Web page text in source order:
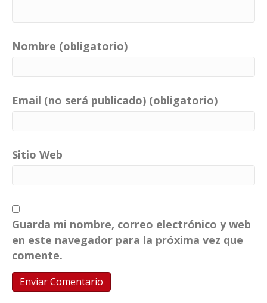
Nombre (obligatorio)
Email (no será publicado) (obligatorio)
Sitio Web
Guarda mi nombre, correo electrónico y web
en este navegador para la próxima vez que
comente.